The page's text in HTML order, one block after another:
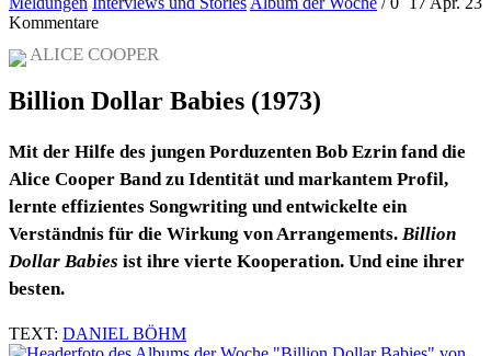
Kommentare
ALICE COOPER
Billion Dollar Babies (1973)
Mit der Hilfe des jungen Porduzenten Bob Ezrin fand die
Alice Cooper Band zu Identität und markantem Profil,
lernte effizientes Songwriting und entwickelte ein
Verständnis für die Wirkung von Arrangements. Billion
Dollar Babies ist ihre vierte Kooperation. Und eine ihrer
besten.
TEXT: DANIEL BÖHM